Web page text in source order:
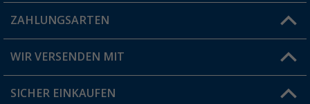
Blog
Jobs & Karriere
FAQ & Kontakt
Versandinformationen
ZAHLUNGSARTEN
WIR VERSENDEN MIT
SICHER EINKAUFEN